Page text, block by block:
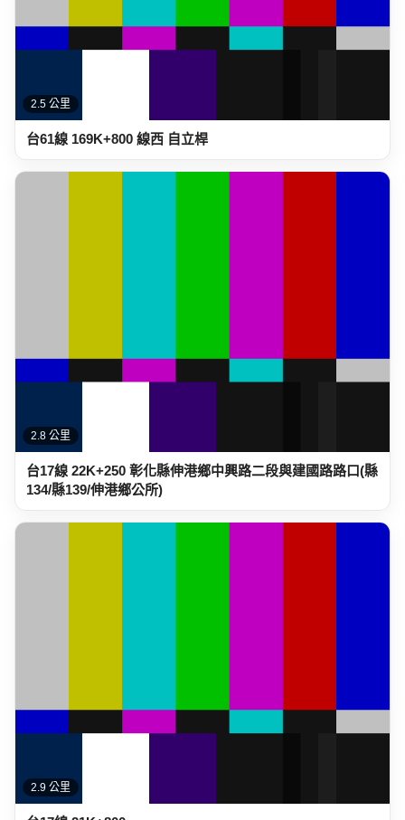
2.5 公里
台61線 169K+800 線西 自立桿
2.8 公里
台17線 22K+250 彰化縣伸港鄉中興路二段與建國路路口(縣
134/縣139/伸港鄉公所)
2.9 公里